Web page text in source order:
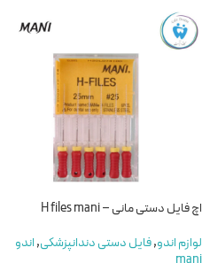
اچ فایل دستی مانی – H files mani
لوازم اندو,فایل دستی دندانپزشکی,اندو